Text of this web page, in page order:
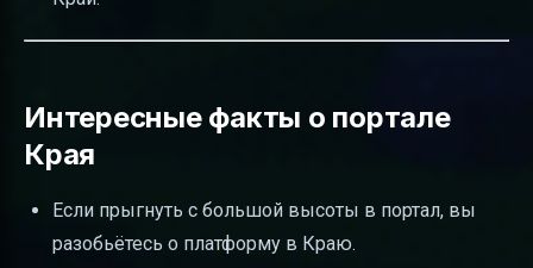
Интересные факты о портале
Края
Если прыгнуть с большой высоты в портал, вы
разобьётесь о платформу в Краю.